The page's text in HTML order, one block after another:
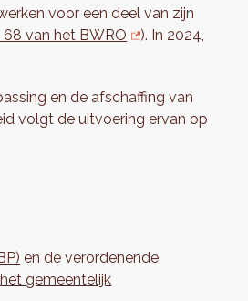
voor een deel van zijn
68 van het BWRO
). In 2024,
en de afschaffing van
volgt de uitvoering ervan op
en de verordenende
het gemeentelijk